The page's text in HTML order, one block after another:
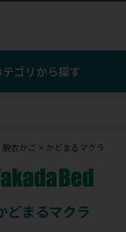
テゴリから探す
脱衣かご かどまるマクラ
どまるマクラ